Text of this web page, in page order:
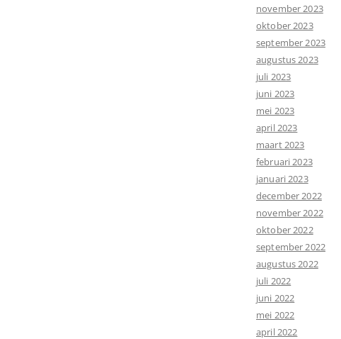
november 2023
oktober 2023
september 2023
augustus 2023
juli 2023
juni 2023
mei 2023
april 2023
maart 2023
februari 2023
januari 2023
december 2022
november 2022
oktober 2022
september 2022
augustus 2022
juli 2022
juni 2022
mei 2022
april 2022